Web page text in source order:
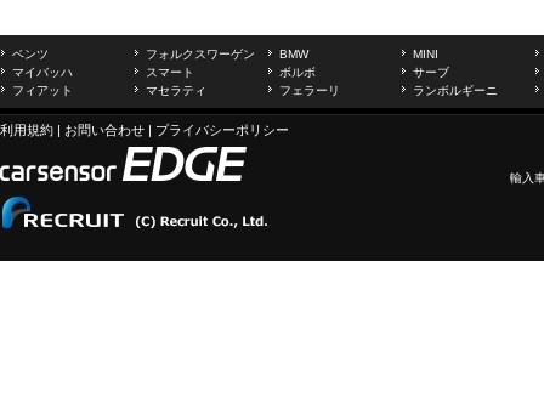
ベンツ フォルクスワーゲン BMW
MINI
マイバッハ
スマート ボルボ
サーブ
フィアット
マセラティ フェラーリ ランボルギーニ
利用規約 | お問い合わせ | プライバシーポリシー
輸入